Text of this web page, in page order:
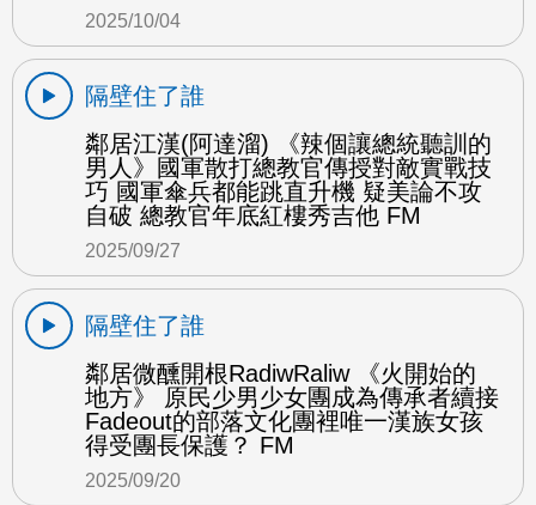
2025/10/04
隔壁住了誰
鄰居江漢(阿達溜) 《辣個讓總統聽訓的
男人》國軍散打總教官傳授對敵實戰技
巧 國軍傘兵都能跳直升機 疑美論不攻
自破 總教官年底紅樓秀吉他 FM
2025/09/27
隔壁住了誰
鄰居微醺開根RadiwRaliw 《火開始的
地方》 原民少男少女團成為傳承者續接
Fadeout的部落文化團裡唯一漢族女孩
得受團長保護？ FM
2025/09/20